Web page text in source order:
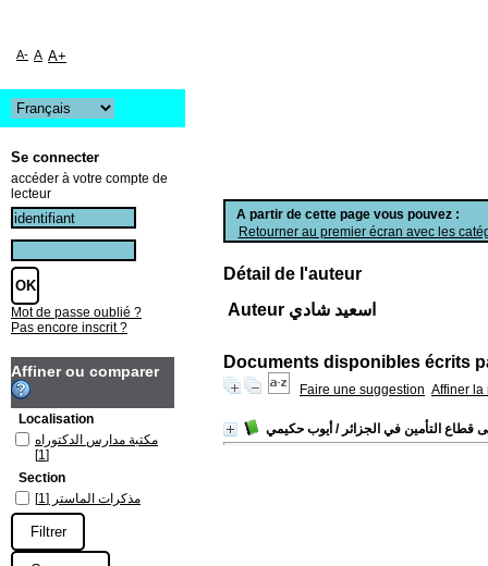
A partir de cette page vous pouvez :
Retourner au premier écran avec les
Détail de l'auteur
Auteur اسعيد شادي
Documents disponibles écrits
Faire une suggestion Affiner la
قطاع التأمين في الجزائر / أيوب حكيمي
A- A A+
Se connecter
accéder à votre compte de
lecteur
Mot de passe oublié ?
Pas encore inscrit ?
Affiner ou comparer
Localisation
مكتبة مدارس الدكتوراه
[1]
Section
مذكرات الماستر [1]